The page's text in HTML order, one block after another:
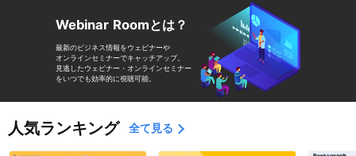
Webinar Roomとは？
最新のビジネス情報をウェビナーや
オンラインセミナーでキャッチアップ。
見逃したウェビナー・オンラインセミナー
をいつでも効率的に視聴可能。
人気ランキング 全て見る